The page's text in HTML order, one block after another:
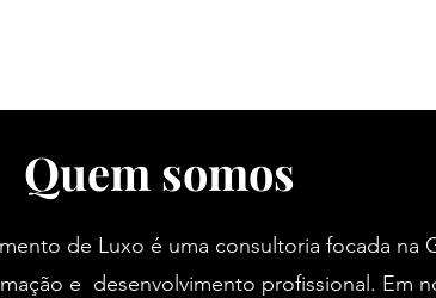
Quem somos
de Luxo é uma consultoria focada na
e desenvolvimento profissional. Em